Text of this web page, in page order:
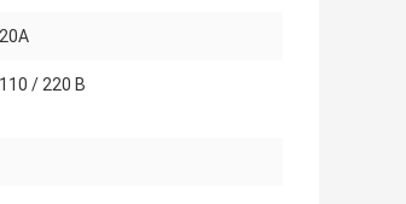
20А
110 / 220 В